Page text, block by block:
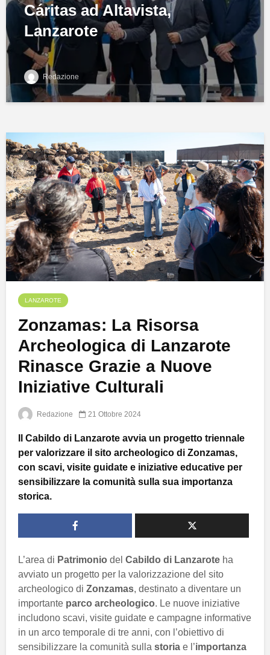
Cáritas ad Altavista,
Lanzarote
Redazione
LANZAROTE
Zonzamas: La Risorsa
Archeologica di Lanzarote
Rinasce Grazie a Nuove
Iniziative Culturali
Redazione 21 Ottobre 2024
Il Cabildo di Lanzarote avvia un progetto triennale
per valorizzare il sito archeologico di Zonzamas,
con scavi, visite guidate e iniziative educative per
sensibilizzare la comunità sulla sua importanza
storica.
L’area di Patrimonio del Cabildo di Lanzarote ha
avviato un progetto per la valorizzazione del sito
archeologico di Zonzamas, destinato a diventare un
importante parco archeologico. Le nuove iniziative
includono scavi, visite guidate e campagne informative
in un arco temporale di tre anni, con l’obiettivo di
sensibilizzare la comunità sulla storia e l’importanza